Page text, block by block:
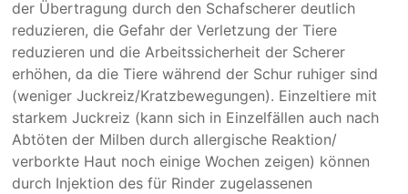
der Übertragung durch den Schafscherer deutlich
reduzieren, die Gefahr der Verletzung der Tiere
reduzieren und die Arbeitssicherheit der Scherer
erhöhen, da die Tiere während der Schur ruhiger sind
(weniger Juckreiz/Kratzbewegungen). Einzeltiere mit
starkem Juckreiz (kann sich in Einzelfällen auch nach
Abtöten der Milben durch allergische Reaktion/
verborkte Haut noch einige Wochen zeigen) können
durch Injektion des für Rinder zugelassenen